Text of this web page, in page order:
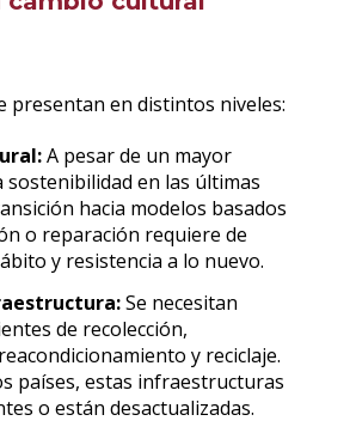
presentan en distintos niveles:
A pesar de un mayor
en las últimas
hacia modelos basados
o reparación requiere de
y resistencia a lo nuevo.
Se necesitan
de recolección,
y reciclaje.
países, estas infraestructuras
o están desactualizadas.